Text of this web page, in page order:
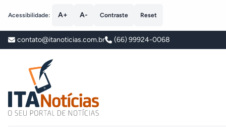
Acessibilidade: A+ A- Contraste Reset
contato@itanoticias.com.br (66) 99924-0068
ITA Notícias